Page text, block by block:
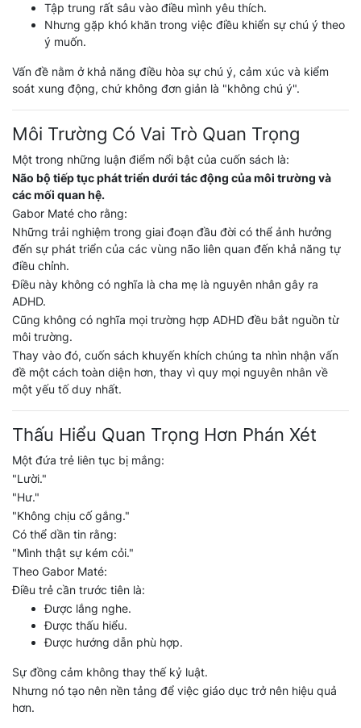
Tập trung rất sâu vào điều mình yêu thích.
Nhưng gặp khó khăn trong việc điều khiển sự chú ý theo
ý muốn.
Vấn đề nằm ở khả năng điều hòa sự chú ý, cảm xúc và kiểm
soát xung động, chứ không đơn giản là "không chú ý".
Môi Trường Có Vai Trò Quan Trọng
Một trong những luận điểm nổi bật của cuốn sách là:
Não bộ tiếp tục phát triển dưới tác động của môi trường và
các mối quan hệ.
Gabor Maté cho rằng:
Những trải nghiệm trong giai đoạn đầu đời có thể ảnh hưởng
đến sự phát triển của các vùng não liên quan đến khả năng tự
điều chỉnh.
Điều này không có nghĩa là cha mẹ là nguyên nhân gây ra
ADHD.
Cũng không có nghĩa mọi trường hợp ADHD đều bắt nguồn từ
môi trường.
Thay vào đó, cuốn sách khuyến khích chúng ta nhìn nhận vấn
đề một cách toàn diện hơn, thay vì quy mọi nguyên nhân về
một yếu tố duy nhất.
Thấu Hiểu Quan Trọng Hơn Phán Xét
Một đứa trẻ liên tục bị mắng:
"Lười."
"Hư."
"Không chịu cố gắng."
Có thể dần tin rằng:
"Mình thật sự kém cỏi."
Theo Gabor Maté:
Điều trẻ cần trước tiên là:
Được lắng nghe.
Được thấu hiểu.
Được hướng dẫn phù hợp.
Sự đồng cảm không thay thế kỷ luật.
Nhưng nó tạo nên nền tảng để việc giáo dục trở nên hiệu quả
hơn.